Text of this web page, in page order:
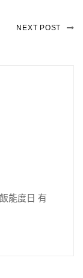
NEXT POST
能度日 有